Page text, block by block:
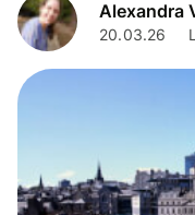
Alexandra
20.03.26